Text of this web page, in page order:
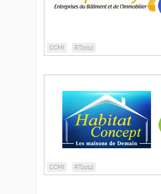
CCMI RT2012
CCMI RT2012